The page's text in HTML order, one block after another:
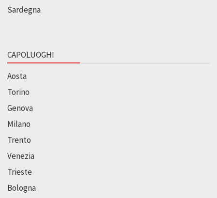
Sardegna
CAPOLUOGHI
Aosta
Torino
Genova
Milano
Trento
Venezia
Trieste
Bologna